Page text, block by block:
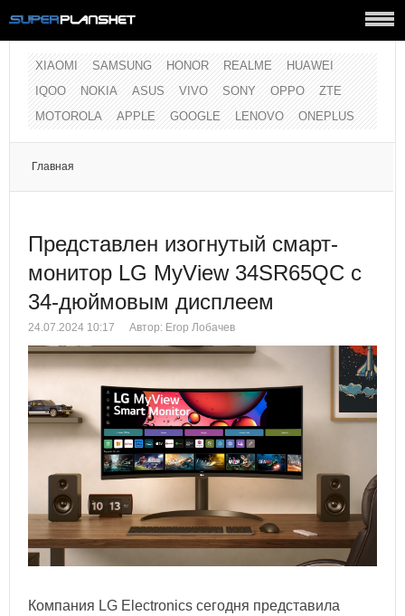
XIAOMI SAMSUNG HONOR REALME
HUAWEI
IQOO
NOKIA ASUS VIVO SONY OPPO
ZTE
MOTOROLA
APPLE GOOGLE LENOVO ONEPLUS
Главная
Представлен изогнутый смарт-
монитор LG MyView 34SR65QC с
34-дюймовым дисплеем
24.07.2024 10:17 Автор: Егор Лобачев
Компания LG Electronics сегодня представила